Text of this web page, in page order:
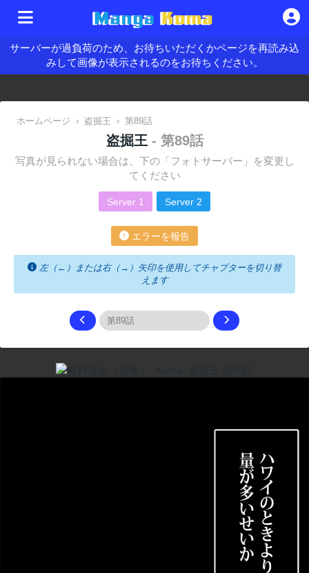
サーバーが過負荷のため、お待ちいただくかページを再読み込
みして画像が表示されるのをお待ちください。
ホームページ › 盗掘王 › 第89話
盗掘王 - 第89話
写真が見られない場合は、下の「フォトサーバー」を変更し
てください
Server 1 Server 2
エラーを報告
左（←）または右（→）矢印を使用してチャプターを切り替
えます